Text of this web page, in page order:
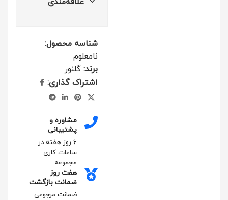
شناسه محصول:
نامعلوم
برند:گلنور
اشتراک گذاری:
مشاوره و
پشتیبانی
۶ روز هفته در
ساعات کاری
مجموعه
هفت روز
ضمانت بازگشت
ضمانت مرجوعی